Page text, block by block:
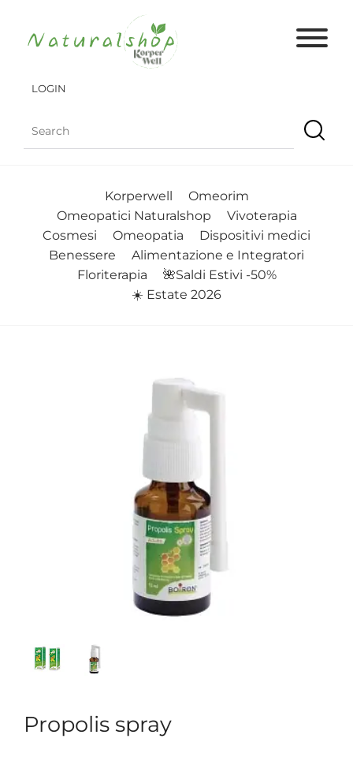
LOGIN
Korperwell
Omeorim
Omeopatici Naturalshop
Vivoterapia
Cosmesi
Omeopatia
Dispositivi medici
Benessere
Alimentazione e Integratori
Floriterapia
🌺Saldi Estivi -50%
☀️ Estate 2026
Propolis spray